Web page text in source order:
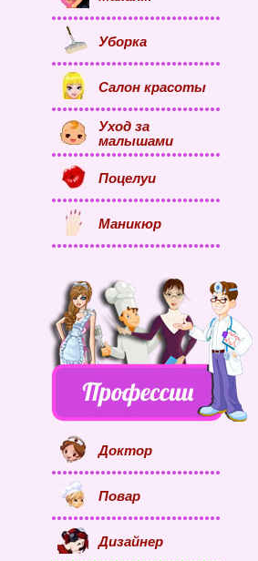
Уборка
Салон красоты
Уход за
малышами
Поцелуи
Маникюр
Доктор
Повар
Дизайнер